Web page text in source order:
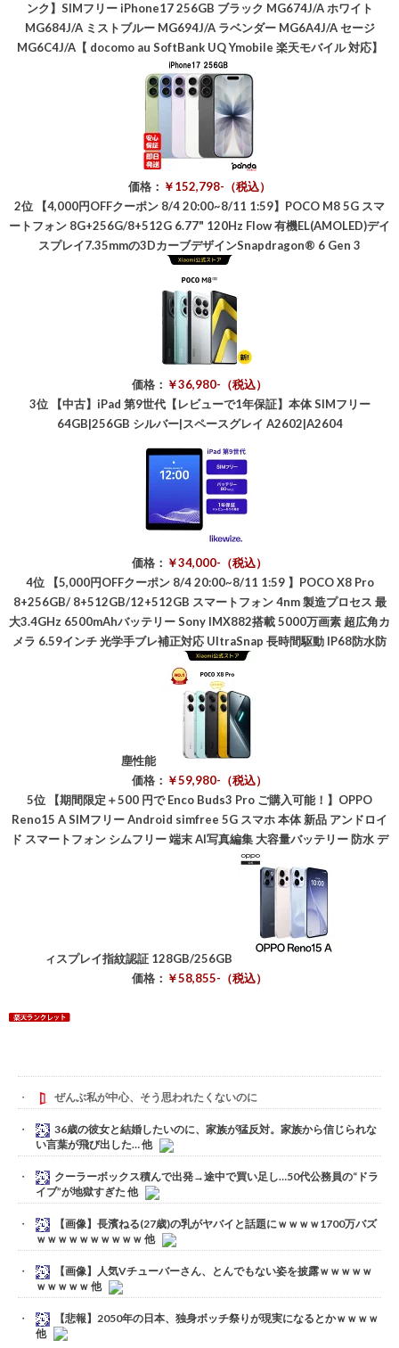
ンク】SIMフリー iPhone17 256GB ブラック MG674J/A ホワイト
MG684J/A ミストブルー MG694J/A ラベンダー MG6A4J/A セージ
MG6C4J/A【 docomo au SoftBank UQ Ymobile 楽天モバイル 対応】
価格： ￥152,798-（税込）
2位
【4,000円OFFクーポン 8/4 20:00~8/11 1:59】POCO M8 5G スマ
ートフォン 8G+256G/8+512G 6.77" 120Hz Flow 有機EL(AMOLED)デイ
スプレイ7.35mmの3DカーブデザインSnapdragon® 6 Gen 3
価格： ￥36,980-（税込）
3位
【中古】iPad 第9世代【レビューで1年保証】本体 SIMフリー
64GB|256GB シルバー|スペースグレイ A2602|A2604
価格： ￥34,000-（税込）
4位
【5,000円OFFクーポン 8/4 20:00~8/11 1:59 】POCO X8 Pro
8+256GB/ 8+512GB/12+512GB スマートフォン 4nm 製造プロセス 最
大3.4GHz 6500mAhバッテリー Sony IMX882搭載 5000万画素 超広角カ
メラ 6.59インチ 光学手ブレ補正対応 UltraSnap 長時間駆動 IP68防水防
塵性能
価格： ￥59,980-（税込）
5位
【期間限定＋500 円で Enco Buds3 Pro ご購入可能！】OPPO
Reno15 A SIMフリー Android simfree 5G スマホ 本体 新品 アンドロイ
ド スマートフォン シムフリー 端末 AI写真編集 大容量バッテリー 防水 デ
ィスプレイ指紋認証 128GB/256GB
価格： ￥58,855-（税込）
ぜんぶ私が中心、そう思われたくないのに
36歳の彼女と結婚したいのに、家族が猛反対。家族から信じられな
い言葉が飛び出した… 他
クーラーボックス積んで出発→途中で買い足し…50代公務員の“ドラ
イブ”が地獄すぎた 他
【画像】長濱ねる(27歳)の乳がヤバイと話題にｗｗｗｗ1700万バズ
ｗｗｗｗｗｗｗｗｗｗ 他
【画像】人気Vチューバーさん、とんでもない姿を披露ｗｗｗｗｗ
ｗｗｗｗｗ 他
【悲報】2050年の日本、独身ボッチ祭りが現実になるとかｗｗｗｗ
他